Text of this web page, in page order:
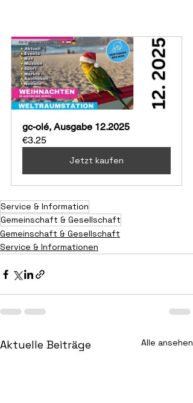
gc-olé, Ausgabe 12.2025
€3.25
Jetzt kaufen
Service & Information
Gemeinschaft & Gesellschaft
Gemeinschaft & Gesellschaft
Service & Informationen
Aktuelle Beiträge Alle ansehen